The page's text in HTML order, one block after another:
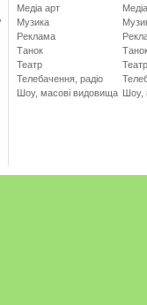
Медіа арт
Музика
Реклама
Танок
Театр
Телебачення, радіо
Шоу, масові видовища
Театр
Шоу,